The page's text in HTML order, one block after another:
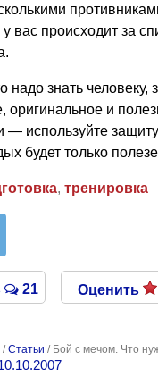
у вас происходит за
надо знать
оригинальное и
— используйте
будет только
, тренировка
21 Оценить
/Статьи / Бой с мечом. Что